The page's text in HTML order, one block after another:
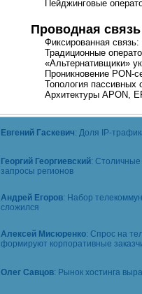
Пейджинговые
Проводная связь
Фиксированная
Традиционные
«Альтернативщики»
Проникновение PON-
Топология пассивных
Архитектуры APON,
Евгений Гаскевич: Доля IP-
Георгий Георгиевский: Столичные
запросы регионов
Андрей Егоров: Набор
сложился
Алексей Мисюренко: Спрос на
формируют корпоративные
Олег Савцов: Рынок хостинга